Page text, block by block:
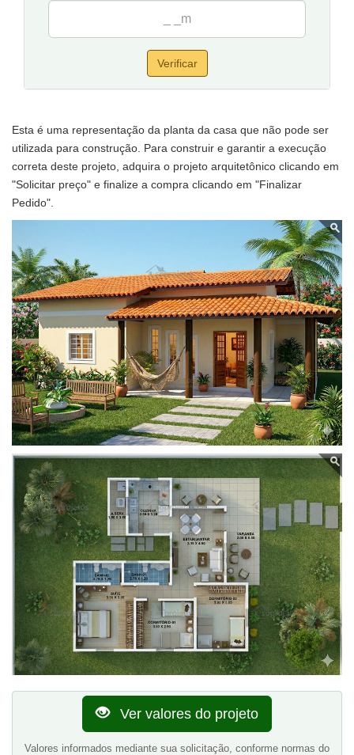
Sugestão de terreno para implantação:13,50 metros de frente
por 20 de fundos.
Verificar
Esta é uma representação da planta da casa que não pode ser
utilizada para construção. Para construir e garantir a execução
correta deste projeto, adquira o projeto arquitetônico clicando em
"Solicitar preço" e finalize a compra clicando em "Finalizar
Pedido".
Ver valores do projeto
Valores informados mediante sua solicitação, conforme normas do